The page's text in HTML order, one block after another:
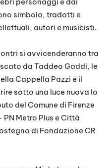
personaggi e dai
simbolo, tradotti e
autori e musicisti.
si avvicenderanno tra
da Taddeo Gaddi, le
Cappella Pazzi e il
sotto una luce nuova lo
del Comune di Firenze
Metro Plus e Città
di Fondazione CR